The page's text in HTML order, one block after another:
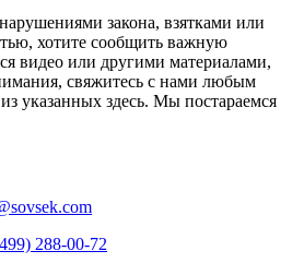
закона, взятками или
хотите сообщить важную
видео или другими материалами,
свяжитесь с нами любым
указанных здесь. Мы постараемся
288-00-72